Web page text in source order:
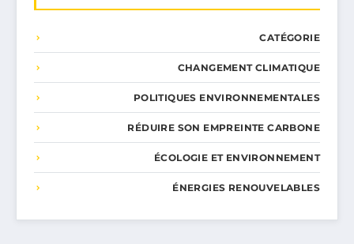
CATÉGORIE
CHANGEMENT CLIMATIQUE
POLITIQUES ENVIRONNEMENTALES
RÉDUIRE SON EMPREINTE CARBONE
ÉCOLOGIE ET ENVIRONNEMENT
ÉNERGIES RENOUVELABLES